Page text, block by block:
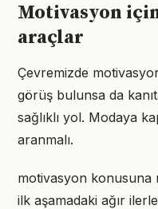
Motivasyon
araçlar
Çevremizde
görüş bulunsa da
sağlıklı yol. Modaya
aranmalı.
motivasyon konusuna
ilk aşamadaki ağır